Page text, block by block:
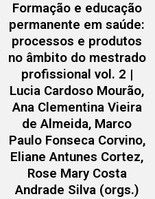
Formação e educação
permanente em saúde:
processos e produtos
no âmbito do mestrado
profissional vol. 2 |
Lucia Cardoso Mourão,
Ana Clementina Vieira
de Almeida, Marco
Paulo Fonseca Corvino,
Eliane Antunes Cortez,
Rose Mary Costa
Andrade Silva (orgs.)